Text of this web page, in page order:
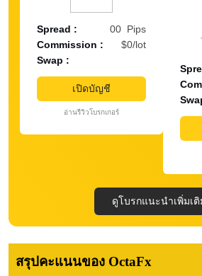
Spread :
00 Pips
Commission :
$0/lot
Swap :
เปิดบัญชี
อ่านรีวิวโบรกเกอร์
ดูโบรกแนะนำเพิ่มเติ
สรุปคะแนนของ OctaFx